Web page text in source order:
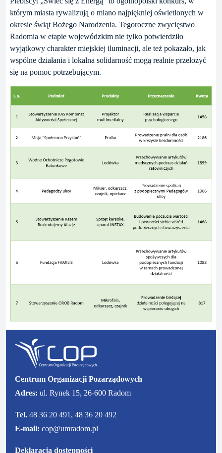
którym miasta rywalizują o miano najpiękniej oświetlonych w
okresie świąt Bożego Narodzenia. Tegoroczne zwycięstwo
Radomia w etapie wojewódzkim nie tylko potwierdziło
wyjątkowy charakter miejskiej iluminacji, ale też pokazało, jak
wspólne działania i lokalna solidarność mogą realnie przełożyć
się na pomoc potrzebującym.
Centrum Organizacji Pozarządowych
Adres: ul. Rynek 15, 26-600 Radom
Tel. 48 36 20 491, 48 36 20 492
E-mail: cop@umradom.pl
Deklaracja dostępności